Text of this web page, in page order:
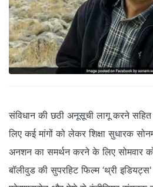
संविधान की छठी अनूसूची लागू करने
लिए कई मांगों को लेकर शिक्षा सुधारक
अनशन का समर्थन करने के लिए सोमवार
बॉलीवुड की सुपरहिट फिल्म ‘थ्री